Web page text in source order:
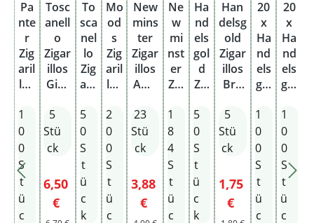
Pa
nte
r
Zig
aril
los
M
Va
nill
e
mit
Filt
1
0
0
S
t
ü
c
Tosc
anell
o
Zigar
illos
Giall
Vani
glia
Gold
5
Stü
ck
Verkaufspreis:
6,50
€
Regulärer Preis:
To
sca
nel
lo
Zig
aril
Gia
llo
Va
nig
lia
ld
5
0
S
t
ü
c
k
Mo
od
s
Zig
aril
los
mit
Filt
er
Sta
ng
2
0
0
S
t
ü
c
New
mins
ter
Zigar
illos
Ame
Blen
d M
mit
23
Stü
ck
Verkaufspreis:
3,88
€
Regulärer Preis:
Ne
w
mi
nst
er
Zig
los
A
me
ric
an
Ble
nd
1
8
4
S
t
ü
c
Ha
nd
els
gol
d
Zig
los
Su
ns
et
XS
rsi
5
0
S
t
ü
c
k
Han
delsg
old
Zigar
illos
Bro
XS
Kaffe
e
5
Stü
ck
Verkaufspreis:
1,75
€
Regulärer Preis:
20
x
Ha
nd
els
gol
Zig
aril
los
Br
ow
XS
1
0
0
S
t
ü
c
20
x
Ha
nd
els
gol
Zig
aril
los
Br
ow
XS
1
0
0
S
t
ü
c